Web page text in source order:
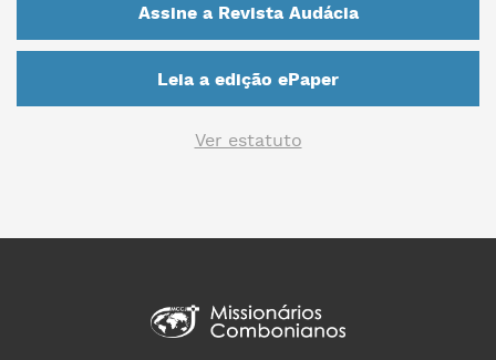
Assine a Revista Audácia
Leia a edição ePaper
Ver estatuto